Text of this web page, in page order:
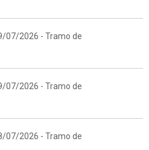
07/2026 - Tramo de
07/2026 - Tramo de
07/2026 - Tramo de